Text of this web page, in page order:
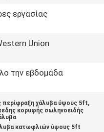
εργασίας
Union
την εβδομάδα
περίφραξη χάλυβα ύψους 5ft,
κορυφής σωληνοειδής
κατωφλιών ύψους 5ft